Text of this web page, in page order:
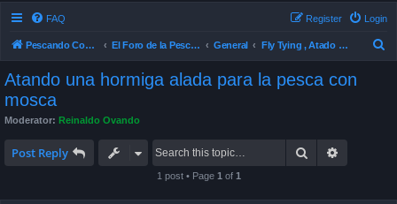
FAQ Login
Register
Pescando Con Mosca El Foro de la Pesca con Mosca en Chile General Fly Tying , Atado de Mosca
Atando una hormiga alada para la pesca con
mosca
Moderator: Reinaldo Ovando
Post Reply Search
1 post • Page 1 of 1